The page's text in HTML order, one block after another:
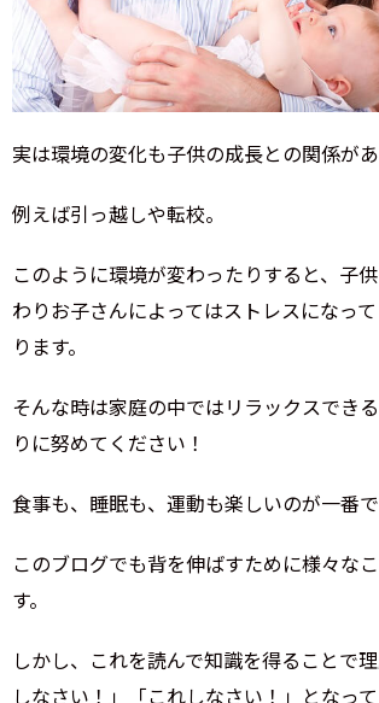
実は環境の変化も子供の成長との関係があ
例えば引っ越しや転校。
このように環境が変わったりすると、子
わりお子さんによってはストレスになっ
ります。
そんな時は家庭の中ではリラックスでき
りに努めてください！
食事も、睡眠も、運動も楽しいのが一番で
このブログでも背を伸ばすために様々な
す。
しかし、これを読んで知識を得ることで
しなさい！」「これしなさい！」となっ